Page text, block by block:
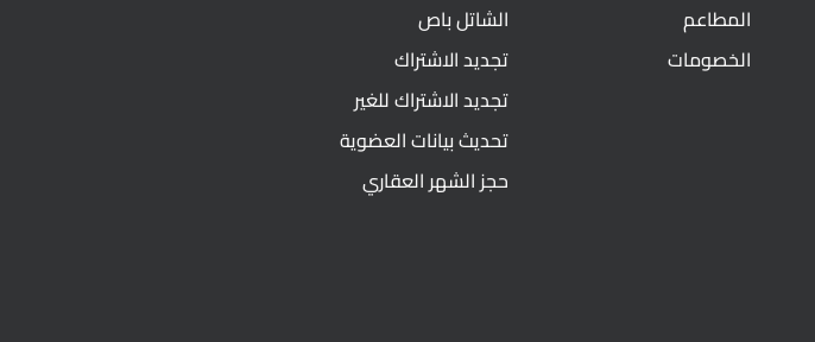
المطاعم
الخصومات
الشاتل باص
تجديد الاشتراك
تجديد الاشتراك للغير
تحديث بيانات العضوية
حجز الشهر العقاري